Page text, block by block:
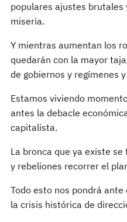
populares ajustes brutales
miseria.
Y mientras aumentan los
quedarán con la mayor
de gobiernos y regímenes
Estamos viviendo
antes la debacle
capitalista.
La bronca que ya existe
y rebeliones recorrer el
Todo esto nos pondrá
la crisis histórica de